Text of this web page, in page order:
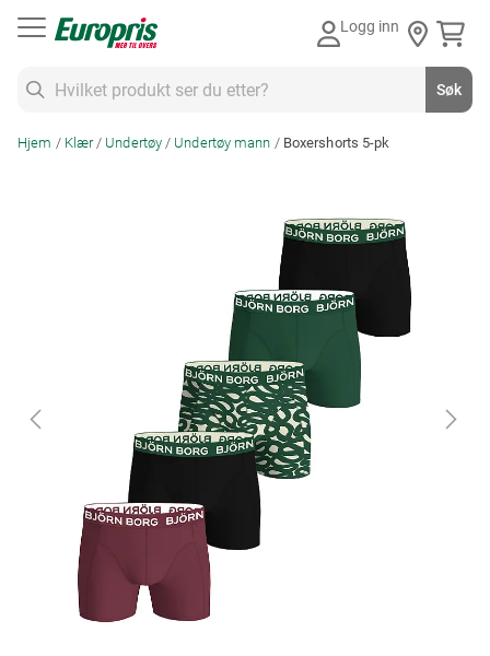
Logg inn
Søk
Hjem Klær Undertøy Undertøy mann Boxershorts 5-pk